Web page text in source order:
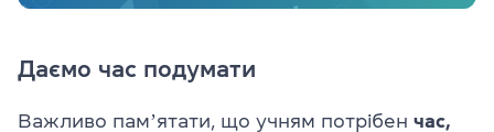
Даємо час подумати
Важливо памʼятати, що учням потрібен час,